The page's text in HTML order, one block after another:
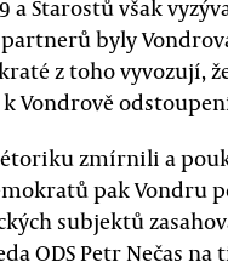
a Starostů však
byly
z toho vyvozují,
Vondrově
zmírnili a
pak Vondru
subjektů
ODS Petr Nečas